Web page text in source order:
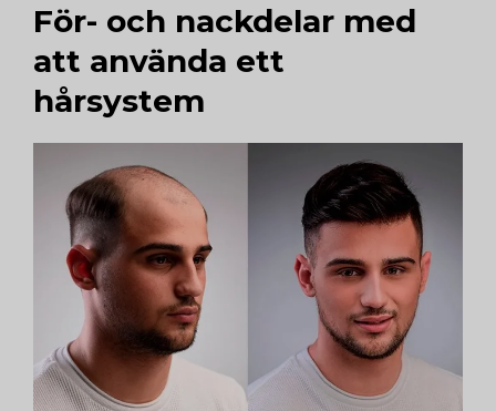
För- och nackdelar med
att använda ett
hårsystem